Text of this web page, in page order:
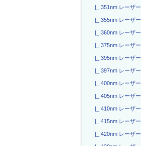
|_ 351nm レーザー
|_ 355nm レーザー
|_ 360nm レーザー
|_ 375nm レーザー
|_ 395nm レーザー
|_ 397nm レーザー
|_ 400nm レーザー
|_ 405nm レーザー
|_ 410nm レーザー
|_ 415nm レーザー
|_ 420nm レーザー